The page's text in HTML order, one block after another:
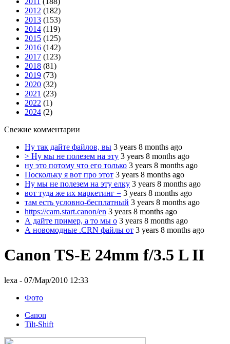
2012 (182)
2013 (153)
2014 (119)
2015 (125)
2016 (142)
2017 (123)
2018 (81)
2019 (73)
2020 (32)
2021 (23)
2022 (1)
2024 (2)
Свежие комментарии
Ну так дайте файлов, вы 3 years 8 months ago
> Ну мы не полезем на эту 3 years 8 months ago
ну это потому что его только 3 years 8 months ago
Поскольку я вот про этот 3 years 8 months ago
Ну мы не полезем на эту елку 3 years 8 months ago
вот туда же их маркетинг = 3 years 8 months ago
там есть условно-бесплатный 3 years 8 months ago
https://cam.start.canon/en 3 years 8 months ago
А дайте пример, а то мы о 3 years 8 months ago
А новомодные .CRN файлы от 3 years 8 months ago
Canon TS-E 24mm f/3.5 L II
lexa - 07/Мар/2010 12:33
Фото
Canon
Tilt-Shift